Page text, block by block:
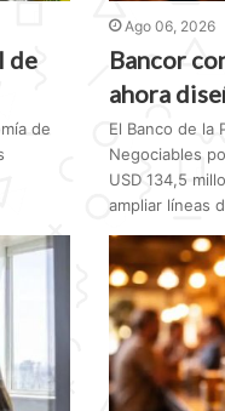
de
de
Ago 06, 2026
Bancor
ahora
El Banco de la
Negociables
USD 134,5
ampliar líneas